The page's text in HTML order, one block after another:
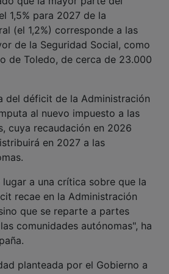
1,5% para 2027 de la
(el 1,2%) corresponde a las
de la Seguridad Social, como
de Toledo, de cerca de 23.000
al nuevo impuesto a las
cuya recaudación en 2026
en 2027 a las
recae en la Administración
que se reparte a partes
comunidades autónomas", ha
también fija el déficit en